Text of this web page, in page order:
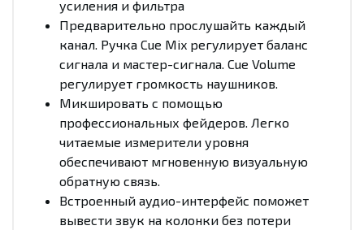
усиления и фильтра
Предварительно прослушайть каждый
канал. Ручка Cue Mix регулирует баланс
сигнала и мастер-сигнала. Cue Volume
регулирует громкость наушников.
Микшировать с помощью
профессиональных фейдеров. Легко
читаемые измерители уровня
обеспечивают мгновенную визуальную
обратную связь.
Встроенный аудио-интерфейс поможет
вывести звук на колонки без потери